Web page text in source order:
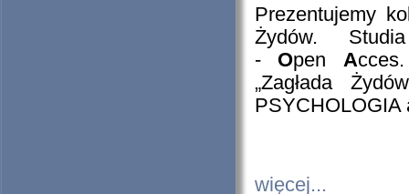
Prezentujemy
Żydów.
- Open A
„Zagłada
PSYCHOLOGIA
więcej...